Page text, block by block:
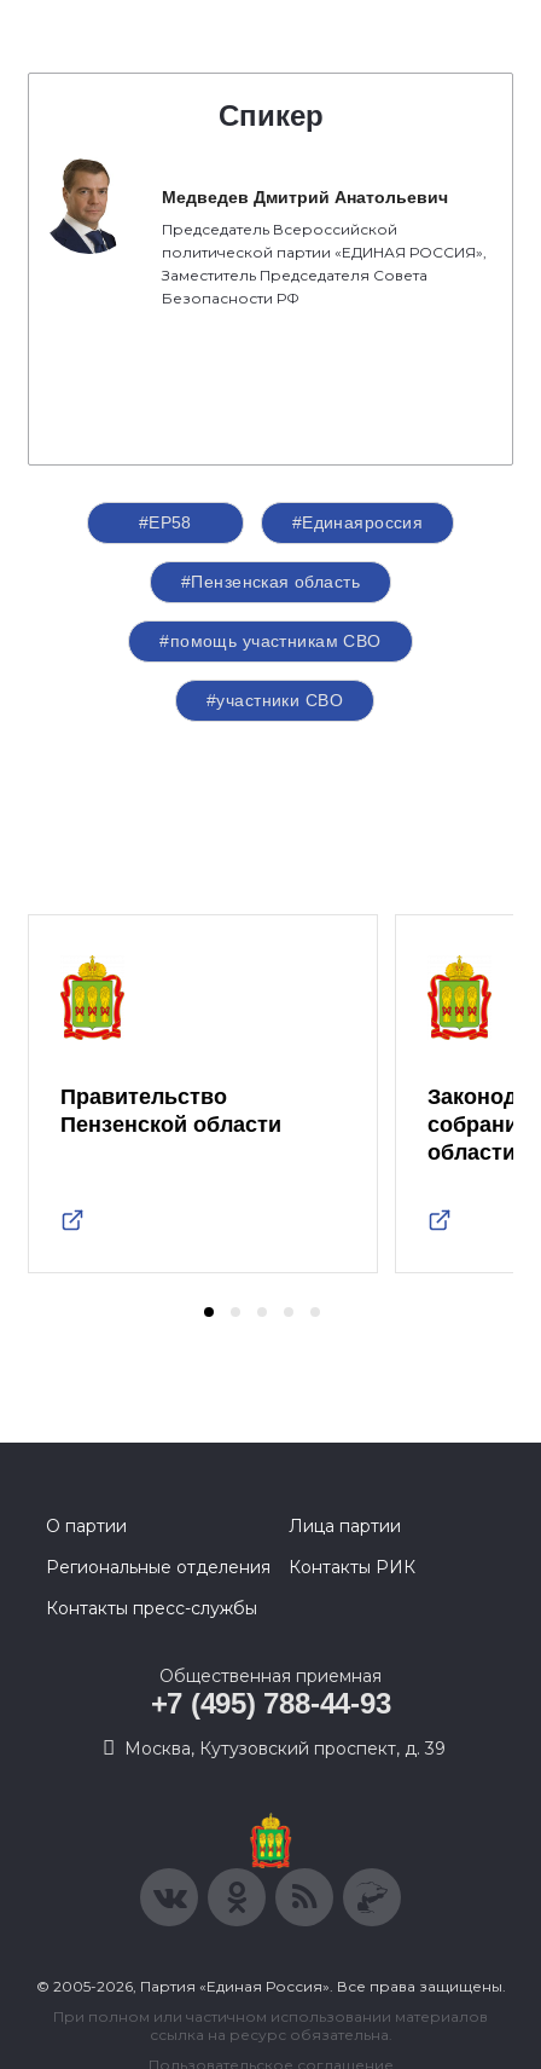
Спикер
Медведев Дмитрий Анатольевич
Председатель Всероссийской
политической партии «ЕДИНАЯ РОССИЯ»,
Заместитель Председателя Совета
Безопасности РФ
#ЕР58 #Единаяроссия
#Пензенская область
#помощь участникам СВО
#участники СВО
Правительство
Пензенской области
собрание
области
О партии
Лица партии
Региональные отделения
Контакты РИК
Контакты пресс-службы
Общественная приемная
+7 (495) 788-44-93
Москва, Кутузовский проспект, д. 39
© 2005-2026, Партия «Единая Россия». Все права защищены.
При полном или частичном использовании материалов
ссылка на ресурс обязательна.
Пользовательское соглашение